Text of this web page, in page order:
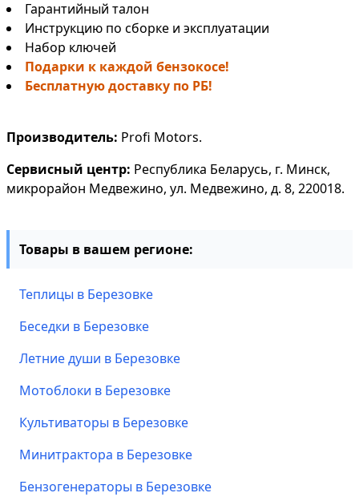
Гарантийный талон
Инструкцию по сборке и эксплуатации
Набор ключей
Подарки к каждой бензокосе!
Бесплатную доставку по РБ!
Производитель: Profi Motors.
Сервисный центр: Республика Беларусь, г. Минск,
микрорайон Медвежино, ул. Медвежино, д. 8, 220018.
Товары в вашем регионе:
Теплицы в Березовке
Беседки в Березовке
Летние души в Березовке
Мотоблоки в Березовке
Культиваторы в Березовке
Минитрактора в Березовке
Бензогенераторы в Березовке